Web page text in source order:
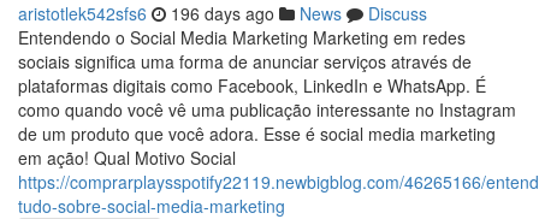
aristotlek542sfs6 196 days ago News
Discuss
Entendendo o Social Media Marketing Marketing em redes
sociais significa uma forma de anunciar serviços através de
plataformas digitais como Facebook, LinkedIn e WhatsApp. É
como quando você vê uma publicação interessante no Instagram
de um produto que você adora. Esse é social media marketing
em ação! Qual Motivo Social
https://comprarplaysspotify22119.newbigblog.com/46265166/
tudo-sobre-social-media-marketing